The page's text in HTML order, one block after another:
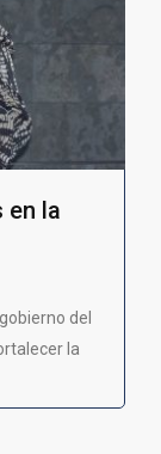
en la
del
la